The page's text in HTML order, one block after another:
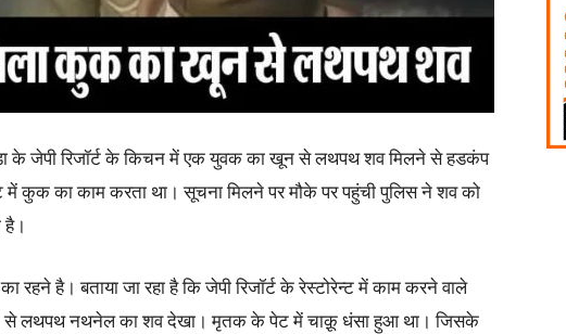
के जेपी रिजॉर्ट के किचन में एक युवक का खून से लथपथ शव मिलने से हडकंप
में कुक का काम करता था। सूचना मिलने पर मौके पर पहुंची पुलिस ने शव को
है।
है। बताया जा रहा है कि जेपी रिजॉर्ट के रेस्टोरेन्ट में काम करने वाले
से लथपथ नथनेल का शव देखा। मृतक के पेट में चाक़ू धंसा हुआ था। जिसके